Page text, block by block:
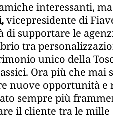
interessanti,
vicepresidente di
di supportare le
tra
unico della
Ora più che mai
nuove opportunità e
sempre più
il cliente tra le mille